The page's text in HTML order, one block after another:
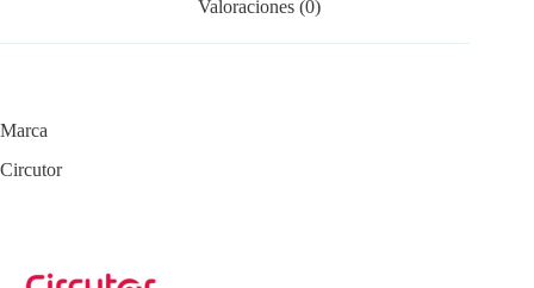
Valoraciones (0)
Marca
Circutor